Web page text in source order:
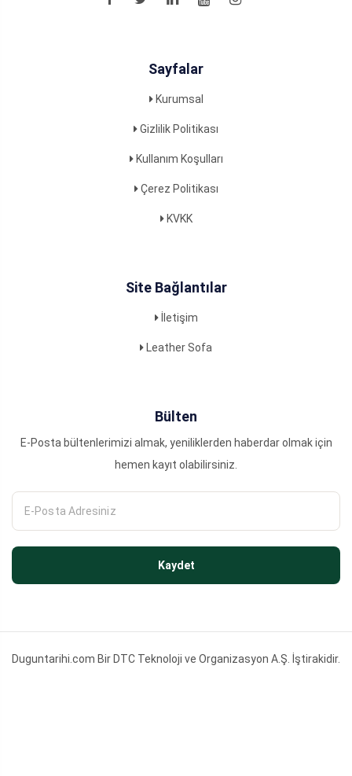
Sayfalar
Kurumsal
Gizlilik Politikası
Kullanım Koşulları
Çerez Politikası
KVKK
Site Bağlantılar
İletişim
Leather Sofa
Bülten
E-Posta bültenlerimizi almak, yeniliklerden haberdar olmak için
hemen kayıt olabilirsiniz.
Kaydet
Duguntarihi.com Bir DTC Teknoloji ve Organizasyon A.Ş. İştirakidir.